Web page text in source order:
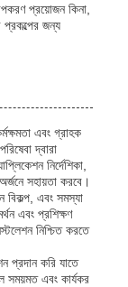
প্রয়োজন কিনা,
জন্য
এবং গ্রাহক
দ্বারা
নির্দেশিকা,
সহায়তা করবে।
বিকল্প, এবং সমস্যা
এবং প্রশিক্ষণ
নিশ্চিত করতে
প্রদান করি যাতে
সময়মত এবং কার্যকর